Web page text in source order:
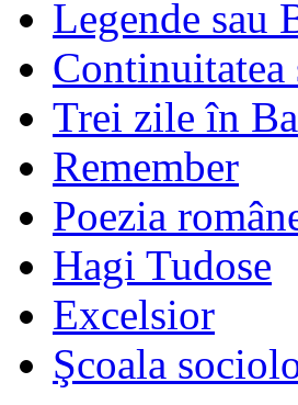
Legende sau
Trei zile în
Remember
Poezia
Hagi Tudose
Excelsior
Şcoala